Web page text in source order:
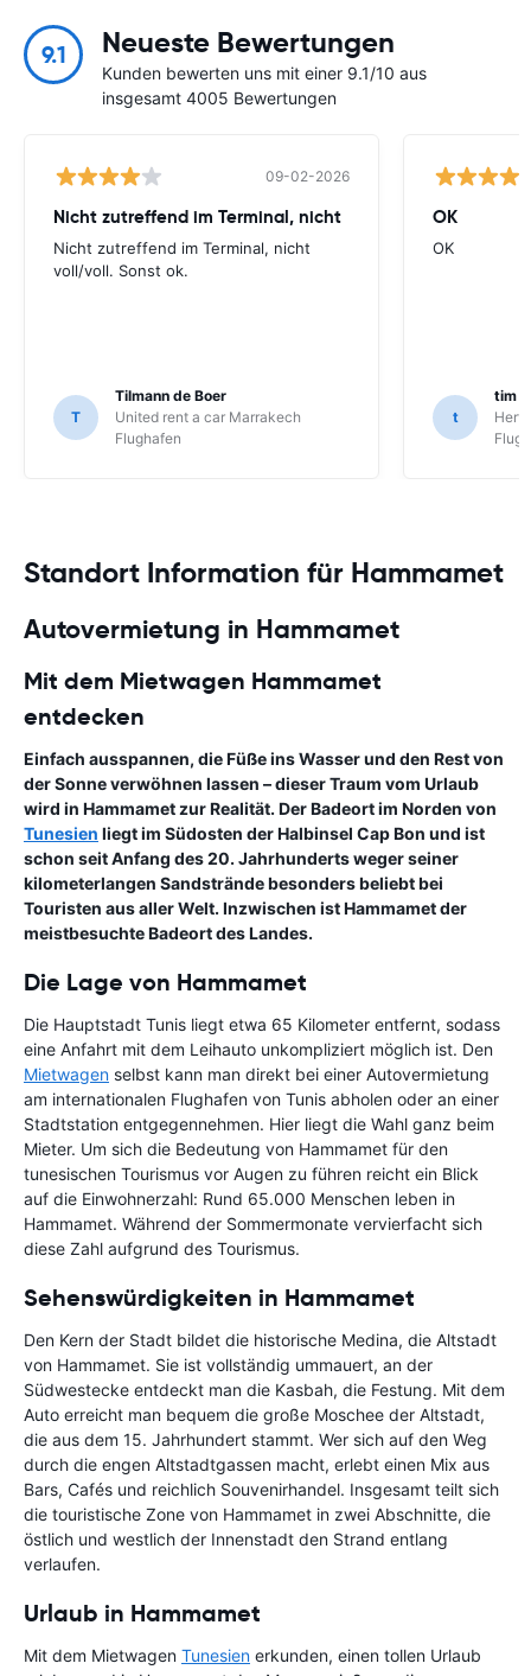
9.1 Neueste Bewertungen
Kunden bewerten uns mit einer 9.1/10 aus
insgesamt 4005 Bewertungen
09-02-2026
Nicht zutreffend im Terminal, nicht
Nicht zutreffend im Terminal, nicht
voll/voll. Sonst ok.
T
Tilmann de Boer
United rent a car Marrakech
Flughafen
OK
OK
t
tim
Standort Information für Hammamet
Autovermietung in Hammamet
Mit dem Mietwagen Hammamet
entdecken
Einfach ausspannen, die Füße ins Wasser und den Rest von
der Sonne verwöhnen lassen – dieser Traum vom Urlaub
wird in Hammamet zur Realität. Der Badeort im Norden von
Tunesien liegt im Südosten der Halbinsel Cap Bon und ist
schon seit Anfang des 20. Jahrhunderts weger seiner
kilometerlangen Sandstrände besonders beliebt bei
Touristen aus aller Welt. Inzwischen ist Hammamet der
meistbesuchte Badeort des Landes.
Die Lage von Hammamet
Die Hauptstadt Tunis liegt etwa 65 Kilometer entfernt, sodass
eine Anfahrt mit dem Leihauto unkompliziert möglich ist. Den
Mietwagen selbst kann man direkt bei einer Autovermietung
am internationalen Flughafen von Tunis abholen oder an einer
Stadtstation entgegennehmen. Hier liegt die Wahl ganz beim
Mieter. Um sich die Bedeutung von Hammamet für den
tunesischen Tourismus vor Augen zu führen reicht ein Blick
auf die Einwohnerzahl: Rund 65.000 Menschen leben in
Hammamet. Während der Sommermonate vervierfacht sich
diese Zahl aufgrund des Tourismus.
Sehenswürdigkeiten in Hammamet
Den Kern der Stadt bildet die historische Medina, die Altstadt
von Hammamet. Sie ist vollständig ummauert, an der
Südwestecke entdeckt man die Kasbah, die Festung. Mit dem
Auto erreicht man bequem die große Moschee der Altstadt,
die aus dem 15. Jahrhundert stammt. Wer sich auf den Weg
durch die engen Altstadtgassen macht, erlebt einen Mix aus
Bars, Cafés und reichlich Souvenirhandel. Insgesamt teilt sich
die touristische Zone von Hammamet in zwei Abschnitte, die
östlich und westlich der Innenstadt den Strand entlang
verlaufen.
Urlaub in Hammamet
Mit dem Mietwagen Tunesien erkunden, einen tollen Urlaub